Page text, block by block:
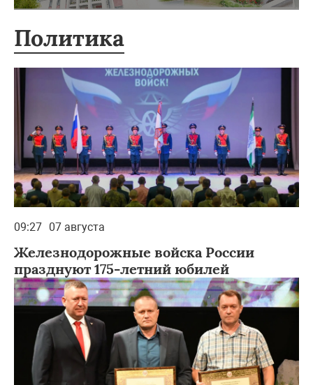
Политика
09:27 07 августа
Железнодорожные войска России
празднуют 175-летний юбилей